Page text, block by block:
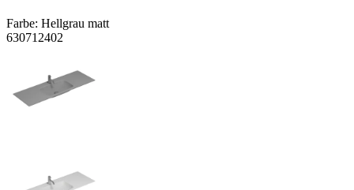
Farbe: Hellgrau matt
630712402